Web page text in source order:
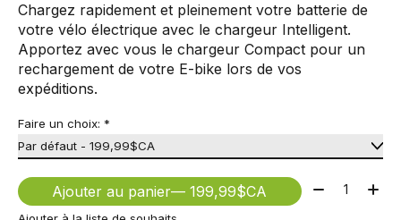
Chargez rapidement et pleinement votre batterie de
votre vélo électrique avec le chargeur Intelligent.
Apportez avec vous le chargeur Compact pour un
rechargement de votre E-bike lors de vos
expéditions.
Faire un choix: *
Ajouter au panier — 199,99$CA Quantité: